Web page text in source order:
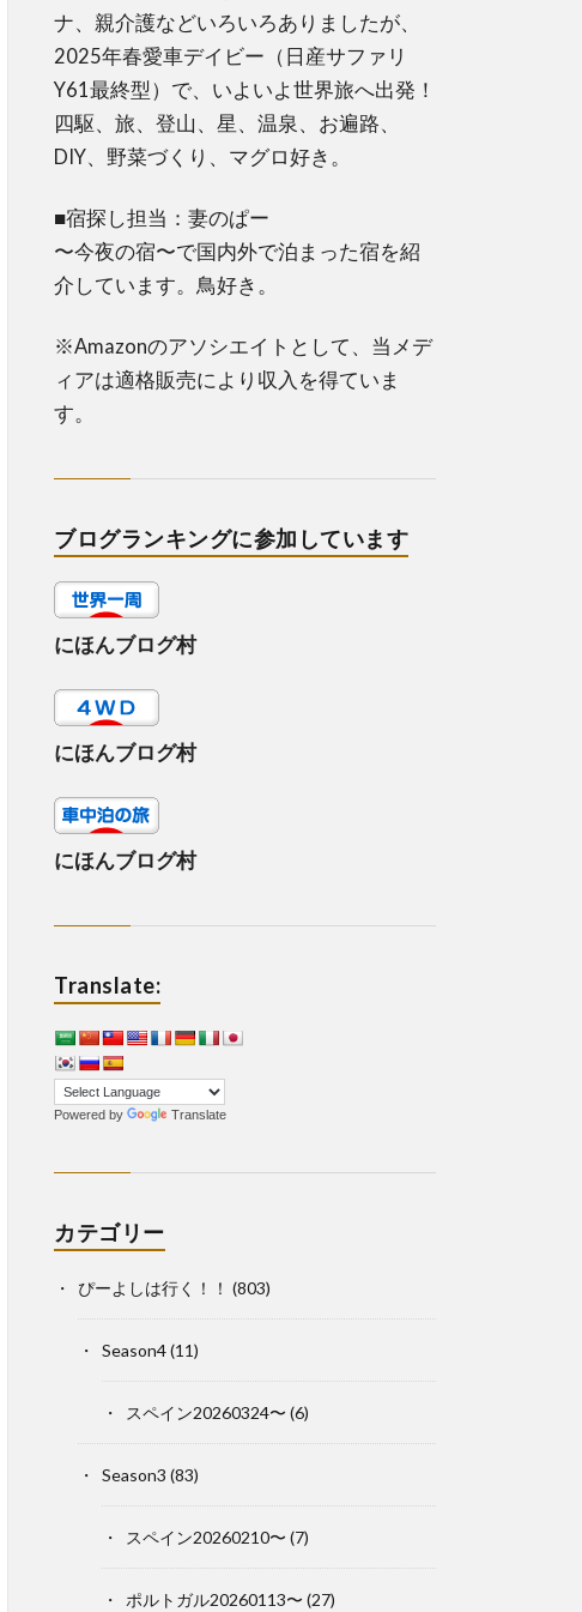
ナ、親介護などいろいろありましたが、
2025年春愛車デイビー（日産サファリ
Y61最終型）で、いよいよ世界旅へ出発！
四駆、旅、登山、星、温泉、お遍路、
DIY、野菜づくり、マグロ好き。
■宿探し担当：妻のぱー
〜今夜の宿〜で国内外で泊まった宿を紹
介しています。鳥好き。
※Amazonのアソシエイトとして、当メデ
ィアは適格販売により収入を得ていま
す。
ブログランキングに参加しています
にほんブログ村
にほんブログ村
にほんブログ村
Translate:
Powered by Translate
カテゴリー
ぴーよしは行く！！ (803)
Season4(11)
スペイン20260324〜 (6)
Season3 (83)
スペイン20260210〜 (7)
ポルトガル20260113〜 (27)